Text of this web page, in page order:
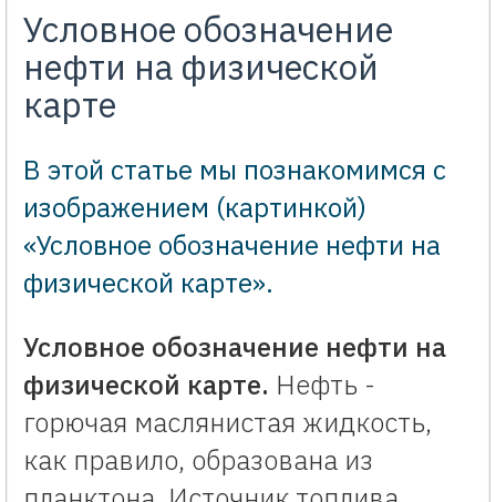
Условное обозначение
нефти на физической
карте
В этой статье мы познакомимся с
изображением (картинкой)
«Условное обозначение нефти на
физической карте».
Условное обозначение нефти на
физической карте. Нефть -
горючая маслянистая жидкость,
как правило, образована из